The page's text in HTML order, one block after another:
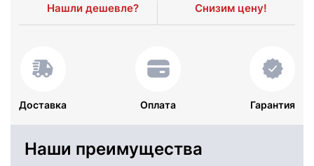
Нашли дешевле? Снизим цену!
Доставка Оплата Гарантия
Наши преимущества